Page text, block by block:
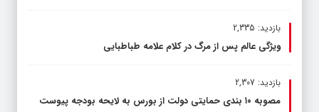
بازدید: 2,335
ویژگی عالم پس از مرگ در کلام علامه طباطبایی
بازدید: 2,307
مصوبه ۱۰ بندی حمایتی دولت از بورس به لایحه بودجه پیوست